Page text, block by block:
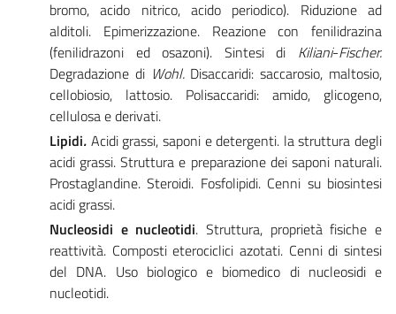
bromo, acido nitrico, acido periodico). Riduzione ad
alditoli. Epimerizzazione. Reazione con fenilidrazina
(fenilidrazoni ed osazoni). Sintesi di Kiliani-Fischer.
Degradazione di Wohl. Disaccaridi: saccarosio, maltosio,
cellobiosio, lattosio. Polisaccaridi: amido, glicogeno,
cellulosa e derivati.
Lipidi. Acidi grassi, saponi e detergenti. la struttura degli
acidi grassi. Struttura e preparazione dei saponi naturali.
Prostaglandine. Steroidi. Fosfolipidi. Cenni su biosintesi
acidi grassi.
Nucleosidi e nucleotidi. Struttura, proprietà fisiche e
reattività. Composti eterociclici azotati. Cenni di sintesi
del DNA. Uso biologico e biomedico di nucleosidi e
nucleotidi.